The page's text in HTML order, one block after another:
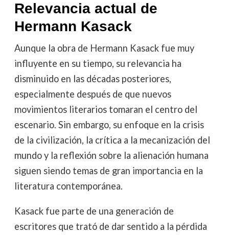
Relevancia actual de
Hermann Kasack
Aunque la obra de Hermann Kasack fue muy
influyente en su tiempo, su relevancia ha
disminuido en las décadas posteriores,
especialmente después de que nuevos
movimientos literarios tomaran el centro del
escenario. Sin embargo, su enfoque en la crisis
de la civilización, la crítica a la mecanización del
mundo y la reflexión sobre la alienación humana
siguen siendo temas de gran importancia en la
literatura contemporánea.
Kasack fue parte de una generación de
escritores que trató de dar sentido a la pérdida